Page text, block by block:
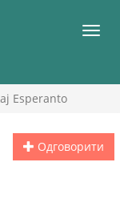
Esperanto
Одговорити